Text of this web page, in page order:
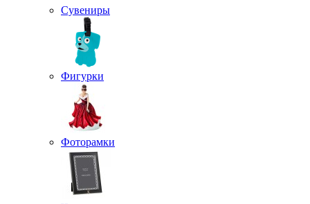
Сувениры
Фигурки
Фоторамки